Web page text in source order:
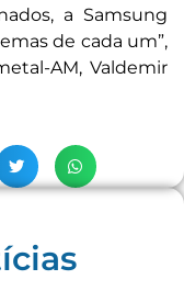
a Samsung
de cada um”,
AM, Valdemir